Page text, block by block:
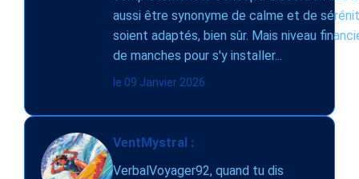
aussi être synonyme de calme et de
soient adaptés, bien sûr. Mais niveau
de manches pour s'y installer...
le 09 Janvier 2026
VentMystral :
VerbalVoyager92, quand tu dis